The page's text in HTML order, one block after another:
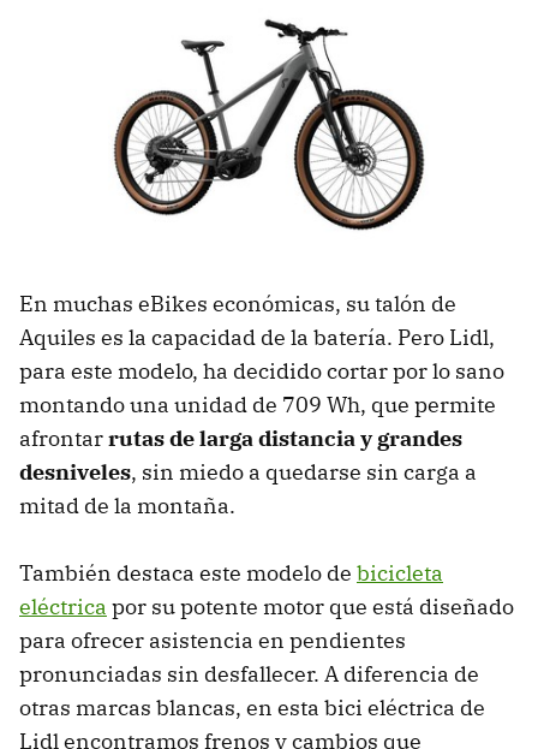
En muchas eBikes económicas, su talón de
Aquiles es la capacidad de la batería. Pero Lidl,
para este modelo, ha decidido cortar por lo sano
montando una unidad de 709 Wh, que permite
afrontarrutas de larga distancia y grandes
desniveles, sin miedo a quedarse sin carga a
mitad de la montaña.
También destaca este modelo de bicicleta
eléctrica por su potente motor que está diseñado
para ofrecer asistencia en pendientes
pronunciadas sin desfallecer. A diferencia de
otras marcas blancas, en esta bici eléctrica de
Lidl encontramos frenos y cambios que